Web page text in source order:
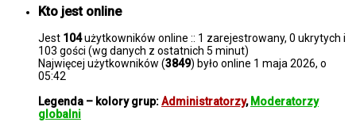
Kto jest online
Jest 104użytkowników online :: 1 zarejestrowany, 0 ukrytych i
103 gości (wg danych z ostatnich 5 minut)
Najwięcej użytkowników (3849) było online 1 maja 2026, o
05:42
Legenda – kolory grup:Administratorzy, Moderatorzy
globalni